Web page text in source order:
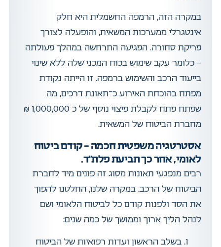
במקרה הזה, הרמפה החשמלית היא חלק
אינטגרלי ממערכות המשאית, והופעלה לצורך
פריקת סחורה. הפגיעה התרחשה במהלך פעולתה
– כלומר עקב שימוש בכוח המכני שלה ללא שינוי
בייעוד הרכב והשימוש ברמפה. זו הייתה נקודת
מפתח בהוכחת האירוע כ־תאונת דרכים, מה
שפתח פתח לקבלת פיצוי נוסף של כ 1,000,000 ₪
מחברת הביטוח של המשאית.
אסטרטגיה משפטית חכמה – קודם ביטוח
לאומי, אחר כך תביעת פלת"ד.
רבים מנפגעי תאונות מסוג זה פונים מיד לחברת
הביטוח של הרכב. במקרה שלנו, החלטנו להפוך
את הסד ולפנות קודם כל לביטוח הלאומי ושם
לנהל הליך ארוך וממושך של כמה שנים:
בשלב הראשון ועדות רפואיות של הביטוח